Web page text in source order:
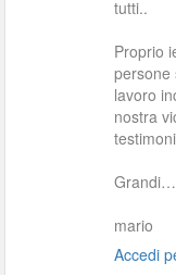
tutti..
Proprio
persone
lavoro
nostra
mario
Accedi